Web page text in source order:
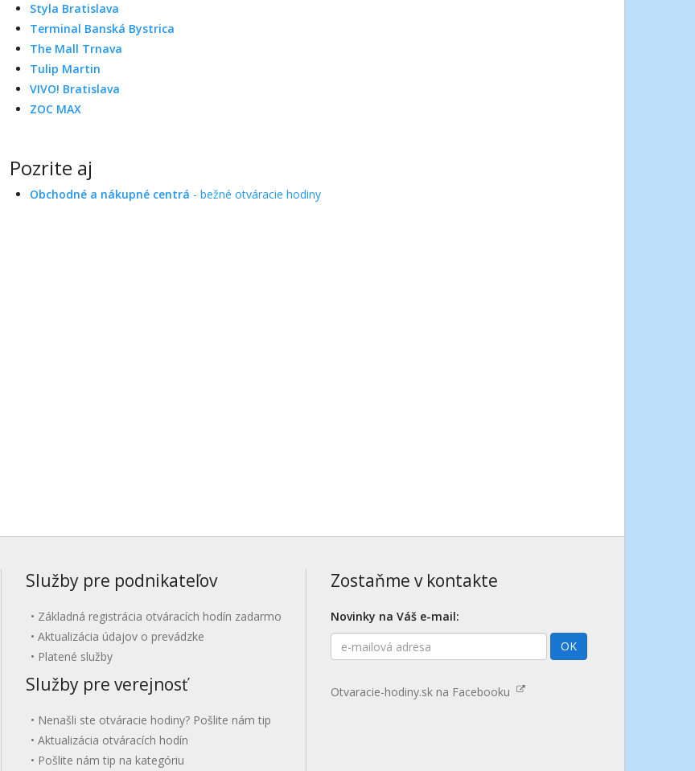
Styla Bratislava
Terminal Banská Bystrica
The Mall Trnava
Tulip Martin
VIVO! Bratislava
ZOC MAX
Pozrite aj
Obchodné a nákupné centrá - bežné otváracie hodiny
Služby pre podnikateľov
Základná registrácia otváracích hodín zadarmo
Aktualizácia údajov o prevádzke
Platené služby
Služby pre verejnosť
Nenašli ste otváracie hodiny? Pošlite nám tip
Aktualizácia otváracích hodín
Pošlite nám tip na kategóriu
Zostaňme v kontakte
Novinky na Váš e-mail:
E-
mailová
OK
Otvaracie-hodiny.sk na Facebooku